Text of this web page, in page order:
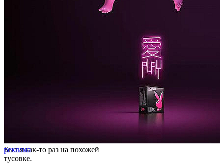
Был я как-то раз на похожей
тусовке.
реклама